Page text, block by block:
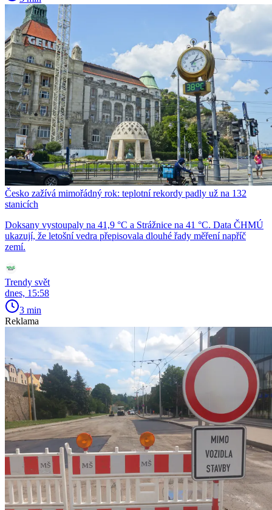
Česko zažívá mimořádný rok: teplotní rekordy padly už na 132
stanicích
Doksany vystoupaly na 41,9 °C a Strážnice na 41 °C. Data ČHMÚ
ukazují, že letošní vedra přepisovala dlouhé řady měření napříč
zemí.
Trendy svět
dnes, 15:58
3 min
Reklama